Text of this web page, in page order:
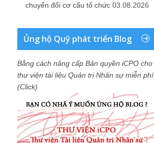
chuyển đổi cơ cấu tổ chức 03.08.2026
Ủng hộ Quỹ phát triển Blog
Bằng cách nâng cấp Bản quyền iCPO cho
thư viện tài liệu Quản trị Nhân sự miễn phí
(Click)